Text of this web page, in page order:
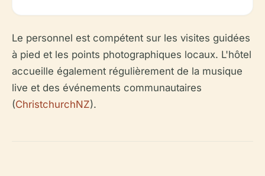
Le personnel est compétent sur les visites guidées
à pied et les points photographiques locaux. L'hôtel
accueille également régulièrement de la musique
live et des événements communautaires
(ChristchurchNZ).